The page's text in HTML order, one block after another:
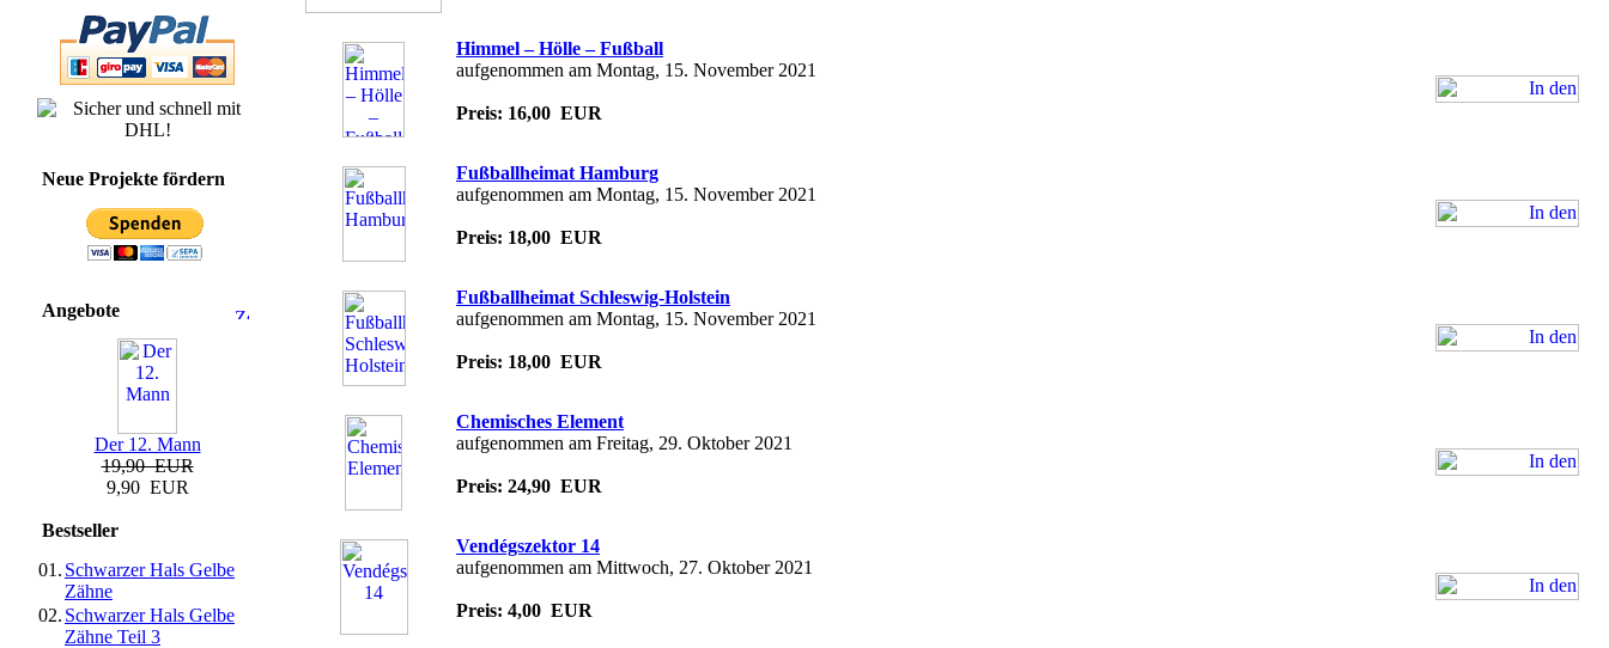
Neue Projekte fördern
Angebote
Der 12. Mann
19,90 EUR
9,90 EUR
Bestseller
01. Schwarzer Hals Gelbe
Zähne
02. Schwarzer Hals Gelbe
Zähne Teil 3
Himmel – Hölle – Fußball
aufgenommen am Montag, 15. November 2021
Preis: 16,00 EUR
Fußballheimat Hamburg
aufgenommen am Montag, 15. November 2021
Preis: 18,00 EUR
Fußballheimat Schleswig-Holstein
aufgenommen am Montag, 15. November 2021
Preis: 18,00 EUR
Chemisches Element
aufgenommen am Freitag, 29. Oktober 2021
Preis: 24,90 EUR
Vendégszektor 14
aufgenommen am Mittwoch, 27. Oktober 2021
Preis: 4,00 EUR